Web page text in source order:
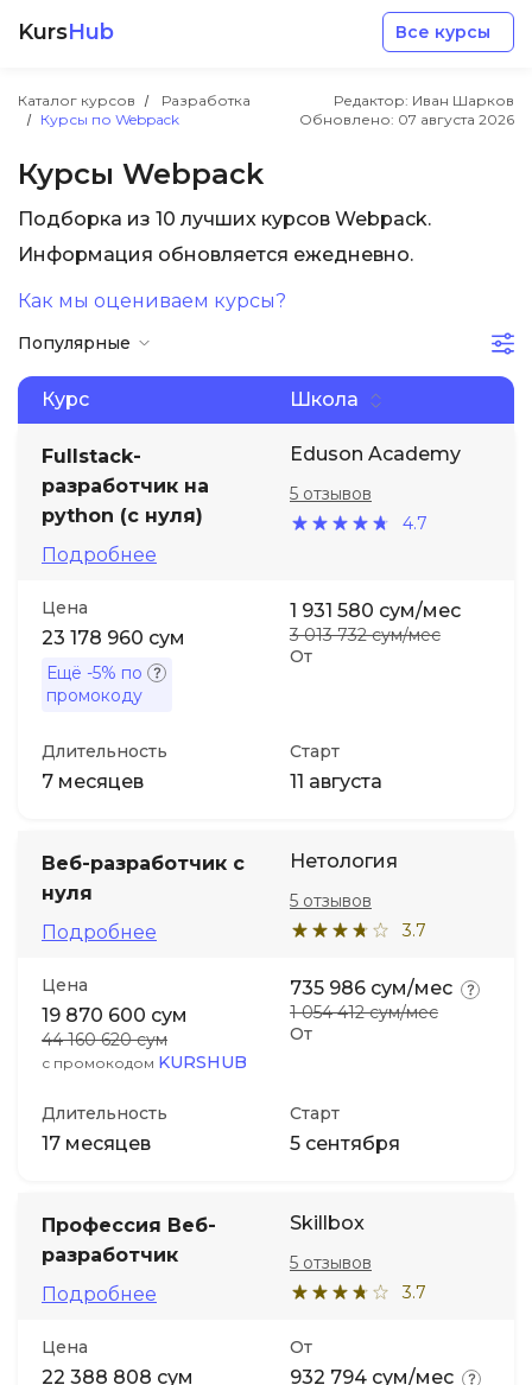
KursHub Все курсы
Каталог курсов
Разработка
Курсы по Webpack
Редактор: Иван Шарков
Обновлено: 07 августа 2026
Курсы Webpack
Подборка из 10 лучших курсов Webpack.
Информация обновляется ежедневно.
Как мы оцениваем курсы?
Популярные
Курс Школа
Fullstack-
разработчик на
python (с нуля)
Подробнее
Eduson Academy
4.7
5 отзывов
Цена
23 178 960 сум
Ещё -5% по
промокоду
От
1 931 580 сум/мес
3 013 732 сум/мес
Длительность
7 месяцев
Старт
11 августа
Веб-разработчик с
нуля
Подробнее
Нетология
3.7
5 отзывов
Цена
19 870 600 сум
44 160 620 сум
с промокодом KURSHUB
От
735 986 сум/мес
1 054 412 сум/мес
Длительность
17 месяцев
Старт
5 сентября
Профессия Веб-
разработчик
Подробнее
Skillbox
3.7
5 отзывов
Цена
22 388 808 сум
От
932 794 сум/мес
Разработка
Дизайн
Аналитика
Менеджмент
Soft Skills
Детям
Акции и промокоды